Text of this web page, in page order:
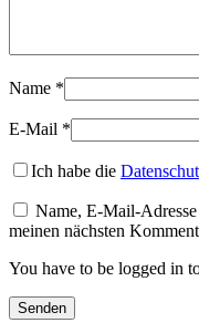
Name *
E-Mail *
Ich habe die
Name, E-Mail-
meinen nächsten
You have to be logged in